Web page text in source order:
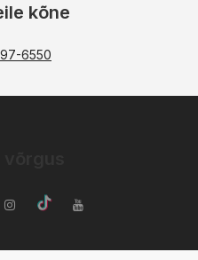
kõne
6550